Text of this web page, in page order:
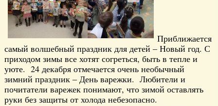
Приближается
самый волшебный праздник для детей – Новый год. С
приходом зимы все хотят согреться, быть в тепле и
уюте. 24 декабря отмечается очень необычный
зимний праздник – День варежки. Любители и
почитатели варежек понимают, что зимой оставлять
руки без защиты от холода небезопасно.